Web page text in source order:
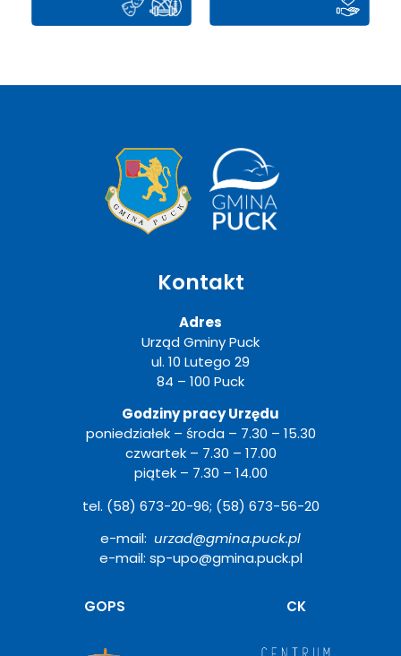
Kontakt
Adres
Urząd Gminy Puck
ul. 10 Lutego 29
84 – 100 Puck
Godziny pracy Urzędu
poniedziałek – środa – 7.30 – 15.30
czwartek – 7.30 – 17.00
piątek – 7.30 – 14.00
tel. (58) 673-20-96; (58) 673-56-20
e-mail: urzad@gmina.puck.pl
e-mail: sp-upo@gmina.puck.pl
GOPS CK